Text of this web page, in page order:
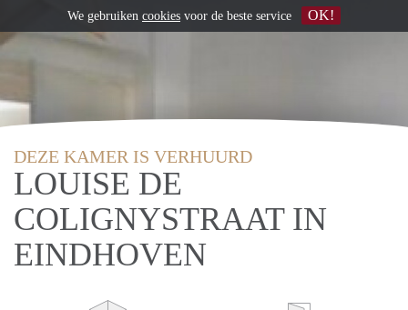
DEZE KAMER IS VERHUURD
LOUISE DE
COLIGNYSTRAAT IN
EINDHOVEN
We gebruiken cookies voor de beste service OK!